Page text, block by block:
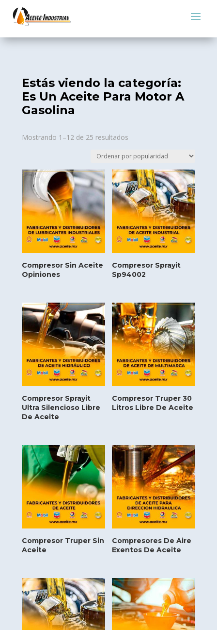
Estás viendo la categoría:
Es Un Aceite Para Motor A
Gasolina
Mostrando 1–12 de 25 resultadosSorted
popularity
Compresor Sin Aceite
Opiniones
Compresor Sprayit
Sp94002
Compresor Sprayit
Ultra Silencioso Libre
De Aceite
Compresor Truper 30
Litros Libre De Aceite
Compresor Truper Sin
Aceite
Compresores De Aire
Exentos De Aceite